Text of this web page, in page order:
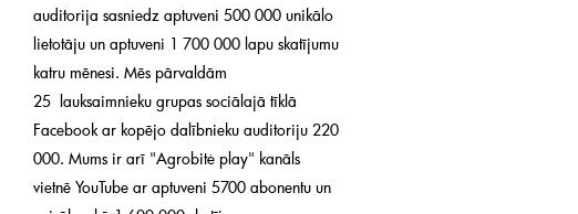
auditorija sasniedz aptuveni 500 000 unikālo
lietotāju un aptuveni 1 700 000 lapu skatījumu
katru mēnesi. Mēs pārvaldām
25 lauksaimnieku grupas sociālajā tīklā
Facebook ar kopējo dalībnieku auditoriju 220
000. Mums ir arī "Agrobitė play" kanāls
vietnē YouTube ar aptuveni 5700 abonentu un